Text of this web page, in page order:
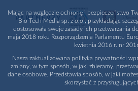
PARTNERZY
Mając na względzie ochronę i bezpieczeństwo
Bio-Tech Media sp. z o.o., przykładając
dostosowała swoje zasady ich przetwarzania
maja 2018 roku Rozporządzenia Parlamentu
kwietnia 2016 r. nr
Nasza zaktualizowana polityka prywatności
zmiany, w tym sposób, w jaki zbieramy,
dane osobowe. Przedstawia sposób, w jaki
skorzystać z